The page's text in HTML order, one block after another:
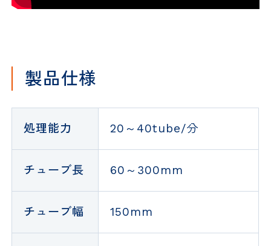
製品仕様
処理能力 20～40tube/分
チューブ長 60～300mm
チューブ幅 150mm